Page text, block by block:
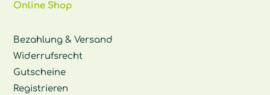
Online Shop
Bezahlung & Versand
Widerrufsrecht
Gutscheine
Registrieren